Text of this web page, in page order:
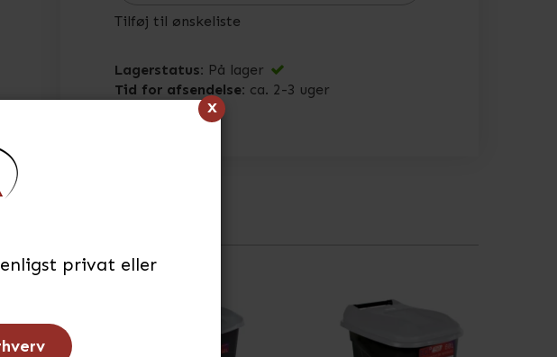
x
privat eller
Tilføj til ønskeliste
Lagerstatus: På lager
Tid for afsendelse: ca. 2-3 uger